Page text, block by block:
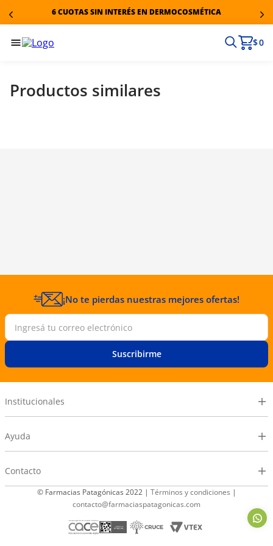
6 CUOTAS SIN INTERÉS EN DERMOCOSMÉTICA
$ 0
Productos similares
¡No te pierdas nuestras mejores ofertas!
Suscribirme
Institucionales
Ayuda
Contacto
© Farmacias Patagónicas 2022 | Términos y condiciones |
contacto@farmaciaspatagonicas.com